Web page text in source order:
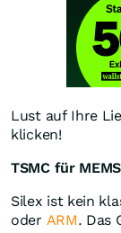
Lust auf Ihre
klicken!
TSMC für MEMS
Silex ist kein
oder ARM. Das